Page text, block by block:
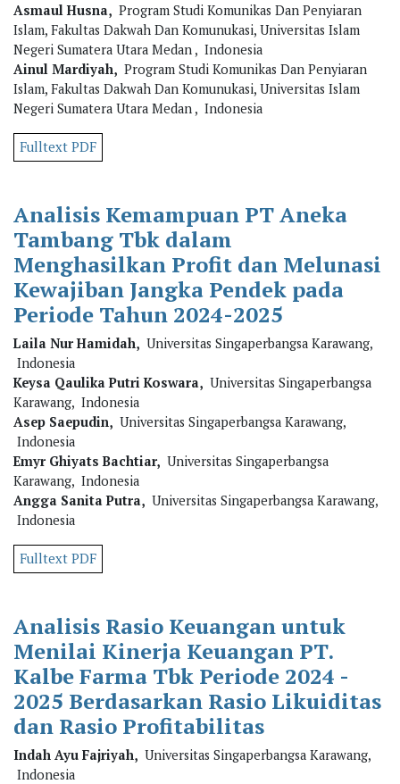
Asmaul Husna, Program Studi Komunikas Dan Penyiaran
Islam, Fakultas Dakwah Dan Komunukasi, Universitas Islam
Negeri Sumatera Utara Medan , Indonesia
Ainul Mardiyah, Program Studi Komunikas Dan Penyiaran
Islam, Fakultas Dakwah Dan Komunukasi, Universitas Islam
Negeri Sumatera Utara Medan , Indonesia
Fulltext PDF
Analisis Kemampuan PT Aneka
Tambang Tbk dalam
Menghasilkan Profit dan Melunasi
Kewajiban Jangka Pendek pada
Periode Tahun 2024-2025
Laila Nur Hamidah, Universitas Singaperbangsa Karawang,
Indonesia
Keysa Qaulika Putri Koswara, Universitas Singaperbangsa
Karawang, Indonesia
Asep Saepudin, Universitas Singaperbangsa Karawang,
Indonesia
Emyr Ghiyats Bachtiar, Universitas Singaperbangsa
Karawang, Indonesia
Angga Sanita Putra, Universitas Singaperbangsa Karawang,
Indonesia
Fulltext PDF
Analisis Rasio Keuangan untuk
Menilai Kinerja Keuangan PT.
Kalbe Farma Tbk Periode 2024 -
2025 Berdasarkan Rasio Likuiditas
dan Rasio Profitabilitas
Indah Ayu Fajriyah, Universitas Singaperbangsa Karawang,
Indonesia